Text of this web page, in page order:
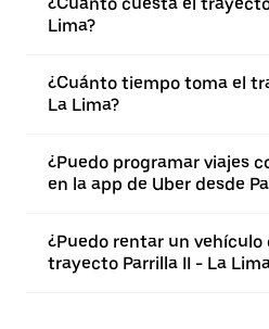
Lima?
¿Cuánto tiempo toma el
La Lima?
¿Puedo programar viajes
en la app de Uber desde
¿Puedo rentar un vehículo
trayecto Parrilla II - La